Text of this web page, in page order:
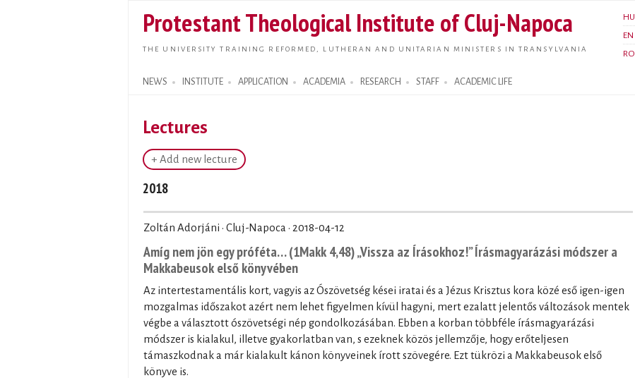
main
content
Protestant Theological Institute of Cluj-Napoca
THE UNIVERSITY TRAINING REFORMED, LUTHERAN AND UNITARIAN MINISTERS IN TRANSYLVANIA
HU
EN
RO
NEWS INSTITUTE APPLICATION ACADEMIA RESEARCH STAFF ACADEMIC LIFE
Search form
Lectures
+ Add new lecture
2018
Zoltán Adorjáni · Cluj-Napoca · 2018-04-12
Amíg nem jön egy próféta… (1Makk 4,48) „Vissza az Írásokhoz!” Írásmagyarázási módszer a
Makkabeusok első könyvében
Az intertestamentális kort, vagyis az Ószövetség kései iratai és a Jézus Krisztus kora közé eső igen-igen
mozgalmas időszakot azért nem lehet figyelmen kívül hagyni, mert ezalatt jelentős változások mentek
végbe a választott ószövetségi nép gondolkozásában. Ebben a korban többféle írásmagyarázási
módszer is kialakul, illetve gyakorlatban van, s ezeknek közös jellemzője, hogy erőteljesen
támaszkodnak a már kialakult kánon könyveinek írott szövegére. Ezt tükrözi a Makkabeusok első
könyve is.